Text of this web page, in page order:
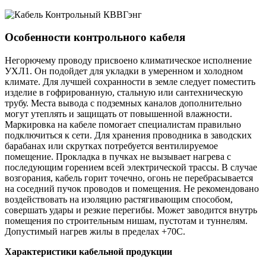
Особенности контрольного кабеля
Негорючему проводу присвоено климатическое исполнение
УХЛ1. Он подойдет для укладки в умеренном и холодном
климате. Для лучшей сохранности в земле следует поместить
изделие в гофрированную, стальную или сантехническую
трубу. Места вывода с подземных каналов дополнительно
могут утеплять и защищать от повышенной влажности.
Маркировка на кабеле помогает специалистам правильно
подключиться к сети. Для хранения проводника в заводских
барабанах или скрутках потребуется вентилируемое
помещение. Прокладка в пучках не вызывает нагрева с
последующим горением всей электрической трассы. В случае
возгорания, кабель горит точечно, огонь не перебрасывается
на соседний пучок проводов и помещения. Не рекомендовано
воздействовать на изоляцию растягивающим способом,
совершать удары и резкие перегибы. Может заводится внутрь
помещения по строительным нишам, пустотам и туннелям.
Допустимый нагрев жилы в пределах +70С.
Характеристики кабельной продукции